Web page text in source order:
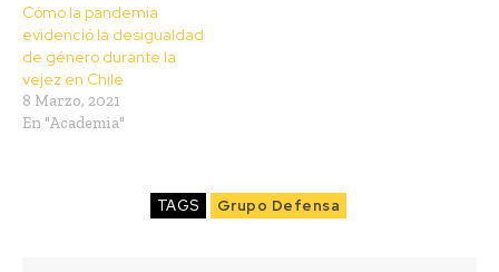
Cómo la pandemia
evidenció la desigualdad
de género durante la
vejez en Chile
8 Marzo, 2021
En "Academia"
TAGS Grupo Defensa